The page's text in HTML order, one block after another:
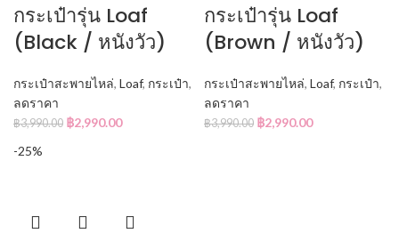
กระเป๋ารุ่น Loaf
(Black / หนังวัว)
กระเป๋าสะพายไหล่, Loaf, กระเป๋า,
ลดราคา
฿3,990.00 ฿2,990.00
กระเป๋ารุ่น Loaf
(Brown / หนังวัว)
กระเป๋าสะพายไหล่, Loaf, กระเป๋า,
ลดราคา
฿3,990.00 ฿2,990.00
-25%